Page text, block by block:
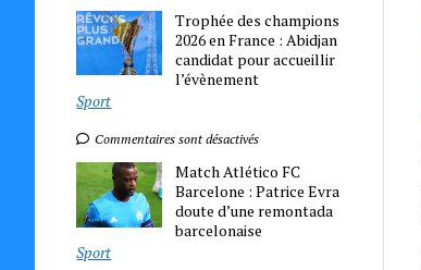
Trophée des champions
2026 en France : Abidjan
candidat pour accueillir
l’évènement
Sport
Commentaires sont désactivés
Match Atlético FC
Barcelone : Patrice Evra
doute d’une remontada
barcelonaise
Sport